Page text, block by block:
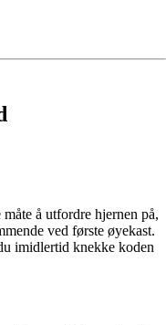
å utfordre hjernen på,
ved første øyekast.
imidlertid knekke koden